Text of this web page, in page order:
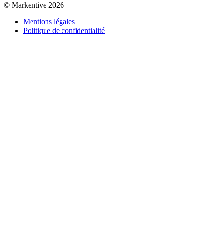
© Markentive 2026
Mentions légales
Politique de confidentialité